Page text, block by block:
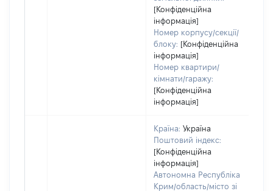
[Конфіденційна
інформація]
Номер корпусу/секції/
блоку: [Конфіденційна
інформація]
Номер квартири/
кімнати/гаражу:
[Конфіденційна
інформація]
Країна: Україна
Поштовий індекс:
[Конфіденційна
інформація]
Автономна Республіка
Крим/область/місто зі